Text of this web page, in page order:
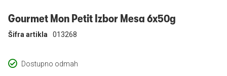
Gourmet Mon Petit Izbor Mesa 6x50g
Dostupno odmah
Šifra artikla 013268